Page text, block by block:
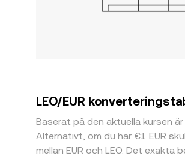
LEO/EUR
Baserat på den aktuella kursen
Alternativt, om du har €1 EUR
mellan EUR och LEO. Det